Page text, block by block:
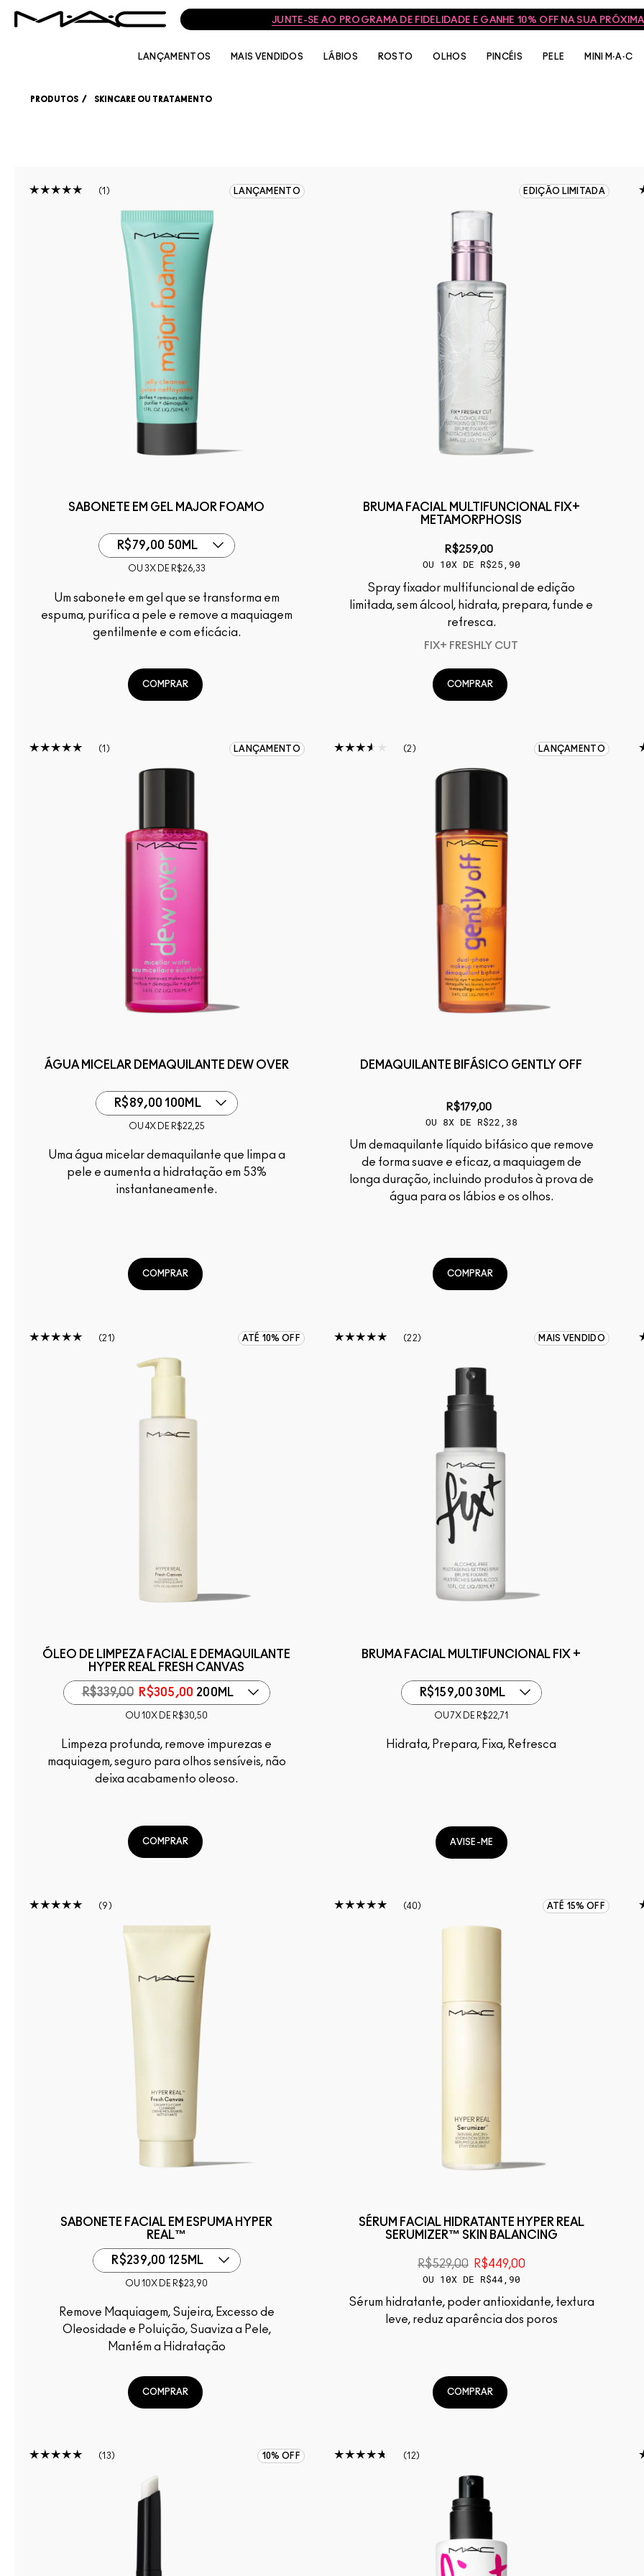
JUNTE-SE AO PROGRAMA DE FIDELIDADE E GANHE 10% OFF NA SUA
LANÇAMENTOS MAIS VENDIDOS LÁBIOS ROSTO OLHOS PINCÉIS PELE MINI M·A·C
PRODUTOS SKINCARE OU TRATAMENTO
1 LANÇAMENTO
SABONETE EM GEL​ MAJOR FOAMO
R$79,00 50ML
OU 3X DE R$26,33
Um sabonete em gel que se transforma em
espuma, purifica a pele e remove a maquiagem
gentilmente e com eficácia.
COMPRAR
EDIÇÃO LIMITADA
BRUMA FACIAL MULTIFUNCIONAL FIX+
METAMORPHOSIS
R$259,00
OU 10X DE R$25,90
Spray fixador multifuncional de edição
limitada, sem álcool, hidrata, prepara, funde e
refresca.
FIX+ FRESHLY CUT
COMPRAR
1 LANÇAMENTO
ÁGUA MICELAR DEMAQUILANTE DEW OVER
R$89,00 100ML
OU 4X DE R$22,25
Uma água micelar demaquilante que limpa a
pele e aumenta a hidratação em 53%
instantaneamente.
COMPRAR
2 LANÇAMENTO
DEMAQUILANTE BIFÁSICO GENTLY OFF
R$179,00
OU 8X DE R$22,38
Um demaquilante líquido bifásico que remove
de forma suave e eficaz, a maquiagem de
longa duração, incluindo produtos à prova de
água para os lábios e os olhos.
COMPRAR
21 ATÉ 10% OFF
ÓLEO DE LIMPEZA FACIAL E DEMAQUILANTE
HYPER REAL FRESH CANVAS
R$339,00 R$305,00 200ML
OU 10X DE R$30,50
Limpeza profunda, remove impurezas e
maquiagem, seguro para olhos sensíveis, não
deixa acabamento oleoso.
COMPRAR
22 MAIS VENDIDO
BRUMA FACIAL MULTIFUNCIONAL FIX +
R$159,00 30ML
OU 7X DE R$22,71
Hidrata, Prepara, Fixa, Refresca
AVISE-ME
9
SABONETE FACIAL EM ESPUMA HYPER
REAL™
R$239,00 125ML
OU 10X DE R$23,90
Remove Maquiagem, Sujeira, Excesso de
Oleosidade e Poluição, Suaviza a Pele,
Mantém a Hidratação
COMPRAR
40 ATÉ 15% OFF
SÉRUM FACIAL HIDRATANTE HYPER REAL
SERUMIZER™ SKIN BALANCING
R$529,00 R$449,00
OU 10X DE R$44,90
Sérum hidratante, poder antioxidante, textura
leve, reduz aparência dos poros
COMPRAR
13 10% OFF 12